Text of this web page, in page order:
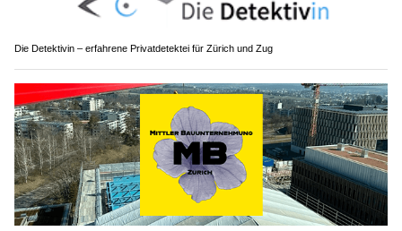
Die Detektivin – erfahrene Privatdetektei für Zürich und Zug